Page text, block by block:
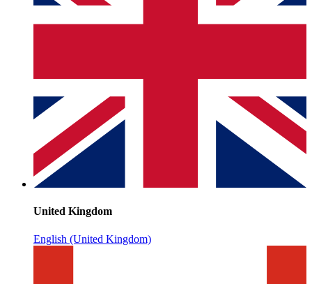
United Kingdom
English (United Kingdom)